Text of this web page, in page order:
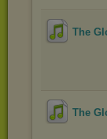
The
The